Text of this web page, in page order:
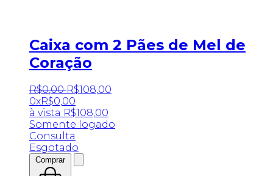
Caixa com 2 Pães de Mel de
Coração
R$0,00 R$108 00
0xR$0,00
à vista R$108,00
Somente logado
Consulta
Esgotado
Comprar